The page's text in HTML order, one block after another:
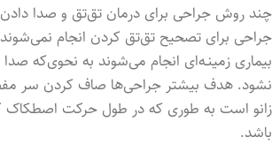
چند روش جراحی برای درمان تق‌تق و صدا داد‌ن
جراحی برای تصحیح تق‌تق کردن انجام
بیماری زمینـه‌ای انجام می‌شوند به‌ نحوی‌که صدا
نشود. هدف بیشتر جراحی‌ها صاف کرد‌ن سر
زانو است به ‌طوری‌ که در طول حرکت اصطکاک
باشد.